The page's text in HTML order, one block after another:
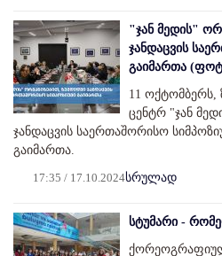
"ჯან მედის"
ჯანდაცვის
გაიმართა
11 ოქტომბერს,
ცენტრ "ჯან
ჯანდაცვის საერთაშორისო
გაიმართა.
17:35 / 17.10.2024სრულად
სტუმარი -